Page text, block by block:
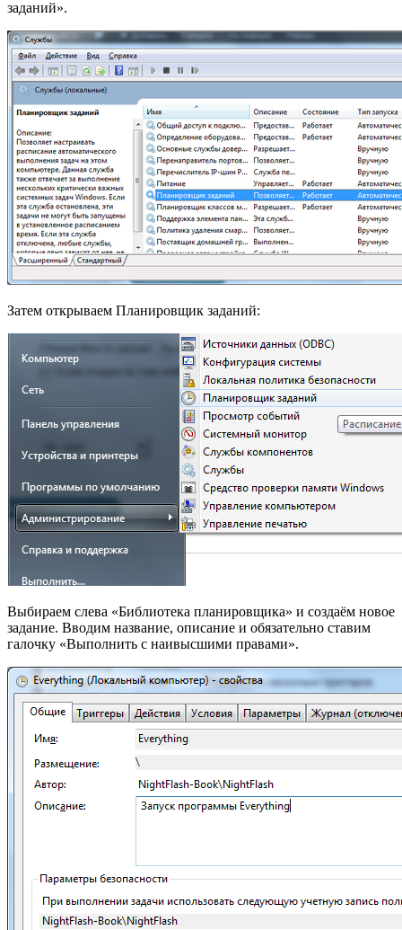
заданий».
Затем открываем Планировщик заданий:
Выбираем слева «Библиотека планировщика» и создаём новое
задание. Вводим название, описание и обязательно ставим
галочку «Выполнить с наивысшими правами».